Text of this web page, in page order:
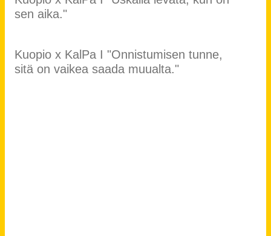
sen aika."
Kuopio x KalPa I "Onnistumisen tunne,
sitä on vaikea saada muualta."